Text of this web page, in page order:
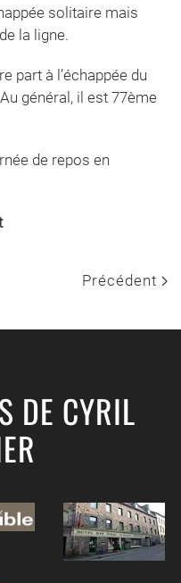
solitaire mais
la ligne.
part à l’échappée du
Au général, il est 77ème
de repos en
Précédent
DE CYRIL